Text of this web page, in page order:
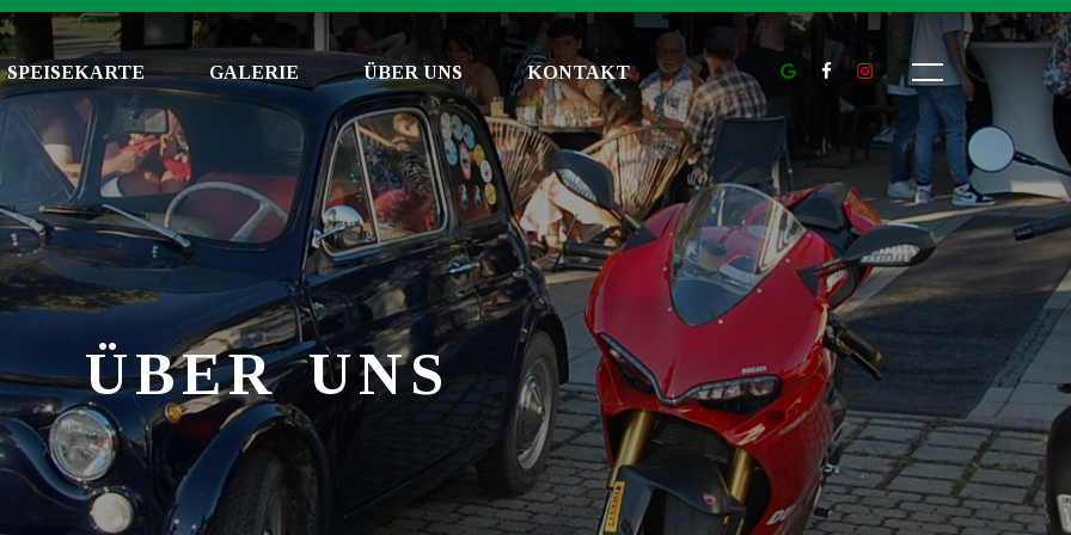
SPEISEKARTE GALERIE ÜBER UNS KONTAKT
ÜBER UNS